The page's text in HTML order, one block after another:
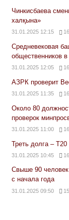
Чинкисбаева
халқына»
31.01.2025 12:15
Средневековая
общественников в
31.01.2025 12:05
АЗРК проверит
31.01.2025 11:35
Около 80
проверок
31.01.2025 11:00
Треть долга –
31.01.2025 10:45
Свыше 90
с начала года
31.01.2025 09:50